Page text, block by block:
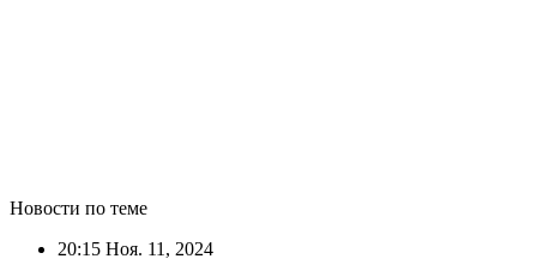
Новости по теме
20:15 Ноя. 11, 2024